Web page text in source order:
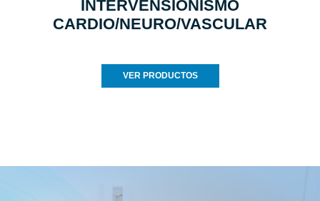
INTERVENSIONISMO
CARDIO/NEURO/VASCULAR
VER PRODUCTOS